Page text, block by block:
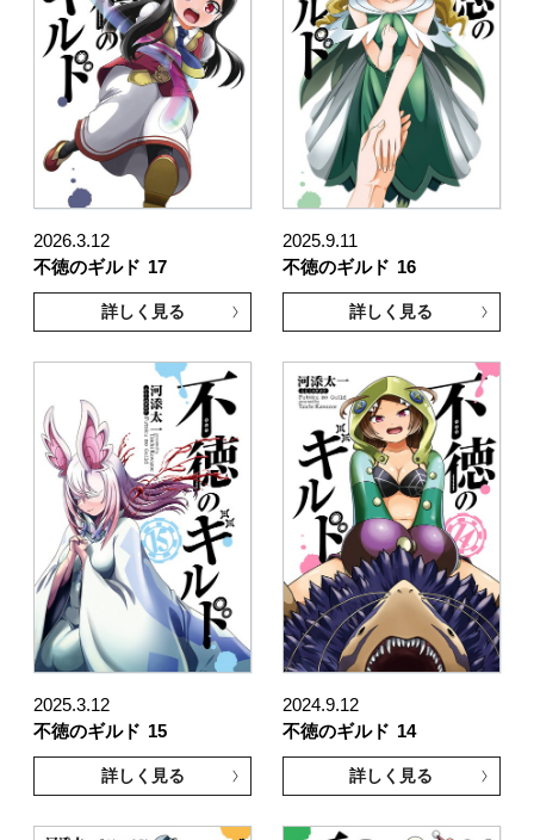
2026.3.12
不徳のギルド 17
詳しく見る
2025.9.11
不徳のギルド 16
詳しく見る
2025.3.12
不徳のギルド 15
詳しく見る
2024.9.12
不徳のギルド 14
詳しく見る